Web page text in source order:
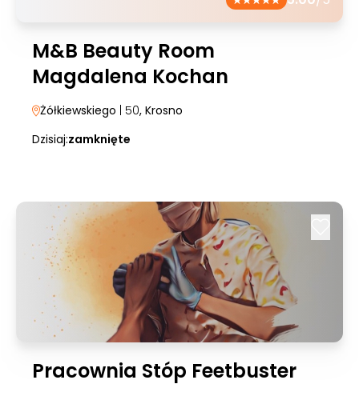
M&B Beauty Room
Magdalena Kochan
Żółkiewskiego | 50, Krosno
Dzisiaj:zamknięte
Pracownia Stóp Feetbuster